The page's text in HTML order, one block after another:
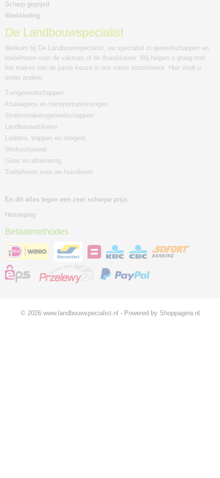
Scherp geprijsd
Werkkleding
De Landbouwspecialist
Welkom bij De Landbouwspecialist, uw specialist in gereedschappen en
toebehoren voor de vakman of de thuisklusser. Wij helpen u graag met
het maken van de juiste keuze in ons ruime assortiment. Hier vindt u
onder andere:
Tuingereedschappen
Kruiwagens en transportoplossingen
Stratenmakersgereedschappen
Landbouwartikelen
Ladders, trappen en steigers
Werkschoeisel
Gaas en afrastering
Toebehoren voor uw huisdieren
En dit alles tegen een zeer scherpe prijs.
Herroeping
Betaalmethodes
© 2026 www.landbouwspecialist.nl - Powered by Shoppagina.nl